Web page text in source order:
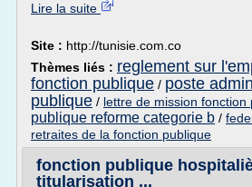
Lire la suite
Site : http://tunisie.com.co
Thèmes liés : reglement sur
fonction publique / poste
publique / lettre de mission fonction
publique reforme categorie b /
retraites de la fonction publique
fonction publique
titularisation ...